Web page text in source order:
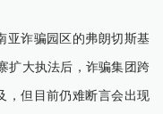
诈骗园区的弗朗切斯基
扩大执法后，诈骗集团跨
，但目前仍难断言会出现